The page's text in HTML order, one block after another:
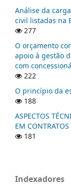
Análise da
civil listadas na
277
O orçamento
apoio à gestão
com
222
O princípio da
188
ASPECTOS
EM
181
Indexadores